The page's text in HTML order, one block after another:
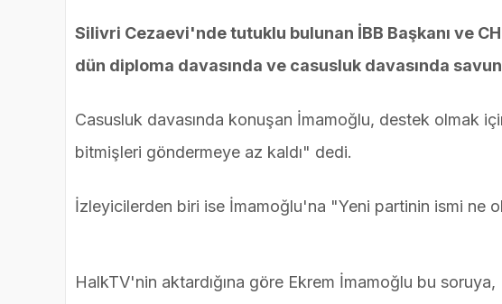
Silivri Cezaevi'nde tutuklu bulunan İBB Başkanı ve
dün diploma davasında ve casusluk davasında
Casusluk davasında konuşan İmamoğlu, destek olmak
bitmişleri göndermeye az kaldı" dedi.
İzleyicilerden biri ise İmamoğlu'na "Yeni partinin ismi ne
HalkTV'nin aktardığına göre Ekrem İmamoğlu bu